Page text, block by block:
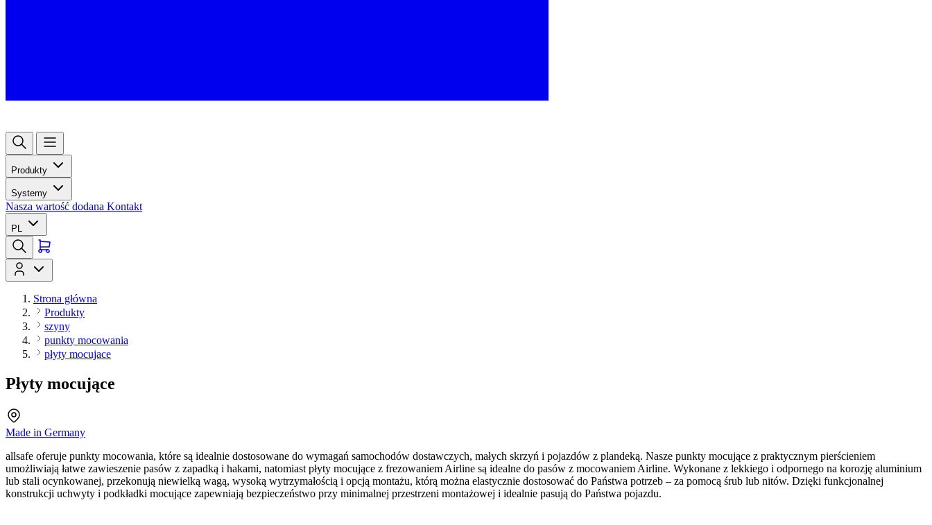
Produkty
Systemy
Nasza wartość dodana Kontakt
PL
Strona główna
Produkty
szyny
punkty mocowania
płyty mocujace
Płyty mocujące
Made in Germany
allsafe oferuje punkty mocowania, które są idealnie dostosowane do wymagań samochodów dostawczych, małych skrzyń i pojazdów z plandeką. Nasze punkty mocujące z praktycznym pierścieniem
umożliwiają łatwe zawieszenie pasów z zapadką i hakami, natomiast płyty mocujące z frezowaniem Airline są idealne do pasów z mocowaniem Airline. Wykonane z lekkiego i odpornego na korozję aluminium
lub stali ocynkowanej, przekonują niewielką wagą, wysoką wytrzymałością i opcją montażu, którą można elastycznie dostosować do Państwa potrzeb – za pomocą śrub lub nitów. Dzięki funkcjonalnej
konstrukcji uchwyty i podkładki mocujące zapewniają bezpieczeństwo przy minimalnej przestrzeni montażowej i idealnie pasują do Państwa pojazdu.